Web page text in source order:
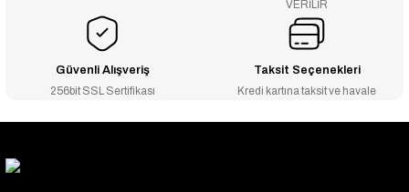
VERİLİR
Güvenli Alışveriş
256bit SSL Sertifikası
Taksit Seçenekleri
Kredi kartına taksit ve havale